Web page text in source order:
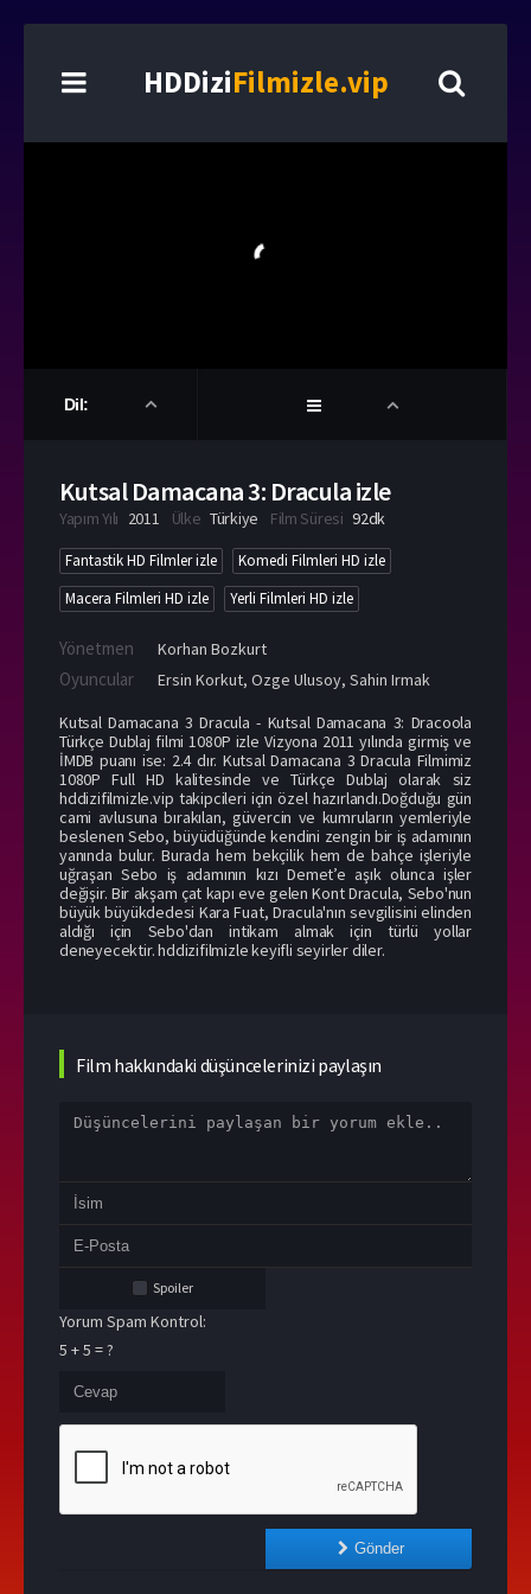
HDDiziFilmizle.vip
Dil:
Kutsal Damacana 3: Dracula izle
Yapım Yılı 2011 Ülke Türkiye Film Süresi 92dk
Fantastik HD Filmler izle
Komedi Filmleri HD izle
Macera Filmleri HD izle
Yerli Filmleri HD izle
Yönetmen Korhan Bozkurt
Oyuncular Ersin Korkut, Ozge Ulusoy, Sahin Irmak
Kutsal Damacana 3 Dracula - Kutsal Damacana 3: Dracoola
Türkçe Dublaj filmi 1080P izle Vizyona 2011 yılında girmiş ve
İMDB puanı ise: 2.4 dır. Kutsal Damacana 3 Dracula Filmimiz
1080P Full HD kalitesinde ve Türkçe Dublaj olarak siz
hddizifilmizle.vip takipcileri için özel hazırlandı.Doğduğu gün
cami avlusuna bırakılan, güvercin ve kumruların yemleriyle
beslenen Sebo, büyüdüğünde kendini zengin bir iş adamının
yanında bulur. Burada hem bekçilik hem de bahçe işleriyle
uğraşan Sebo iş adamının kızı Demet’e aşık olunca işler
değişir. Bir akşam çat kapı eve gelen Kont Dracula, Sebo'nun
büyük büyükdedesi Kara Fuat, Dracula'nın sevgilisini elinden
aldığı için Sebo'dan intikam almak için türlü yollar
deneyecektir. hddizifilmizle keyifli seyirler diler.
Film hakkındaki düşüncelerinizi paylaşın
Spoiler
Yorum Spam Kontrol:
5 + 5 = ?
Gönder